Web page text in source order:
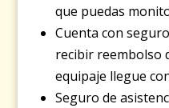
que puedas
Cuenta con
recibir reembolso
equipaje llegue
Seguro de